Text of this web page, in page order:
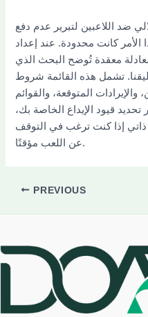
ضد اللاعبين لتبرير عدم دفع
الأمر كانت محدودة. عند إعداد
معقدة تُوضح البحث الذي
تشمل هذه القائمة شروط
والإيرادات المتوقعة، والقوائم
تحديد قيود الإيداع الخاصة بك،
ذاتي إذا كنت ترغب في التوقف
عن اللعب مؤقتًا.
PREVIOUS